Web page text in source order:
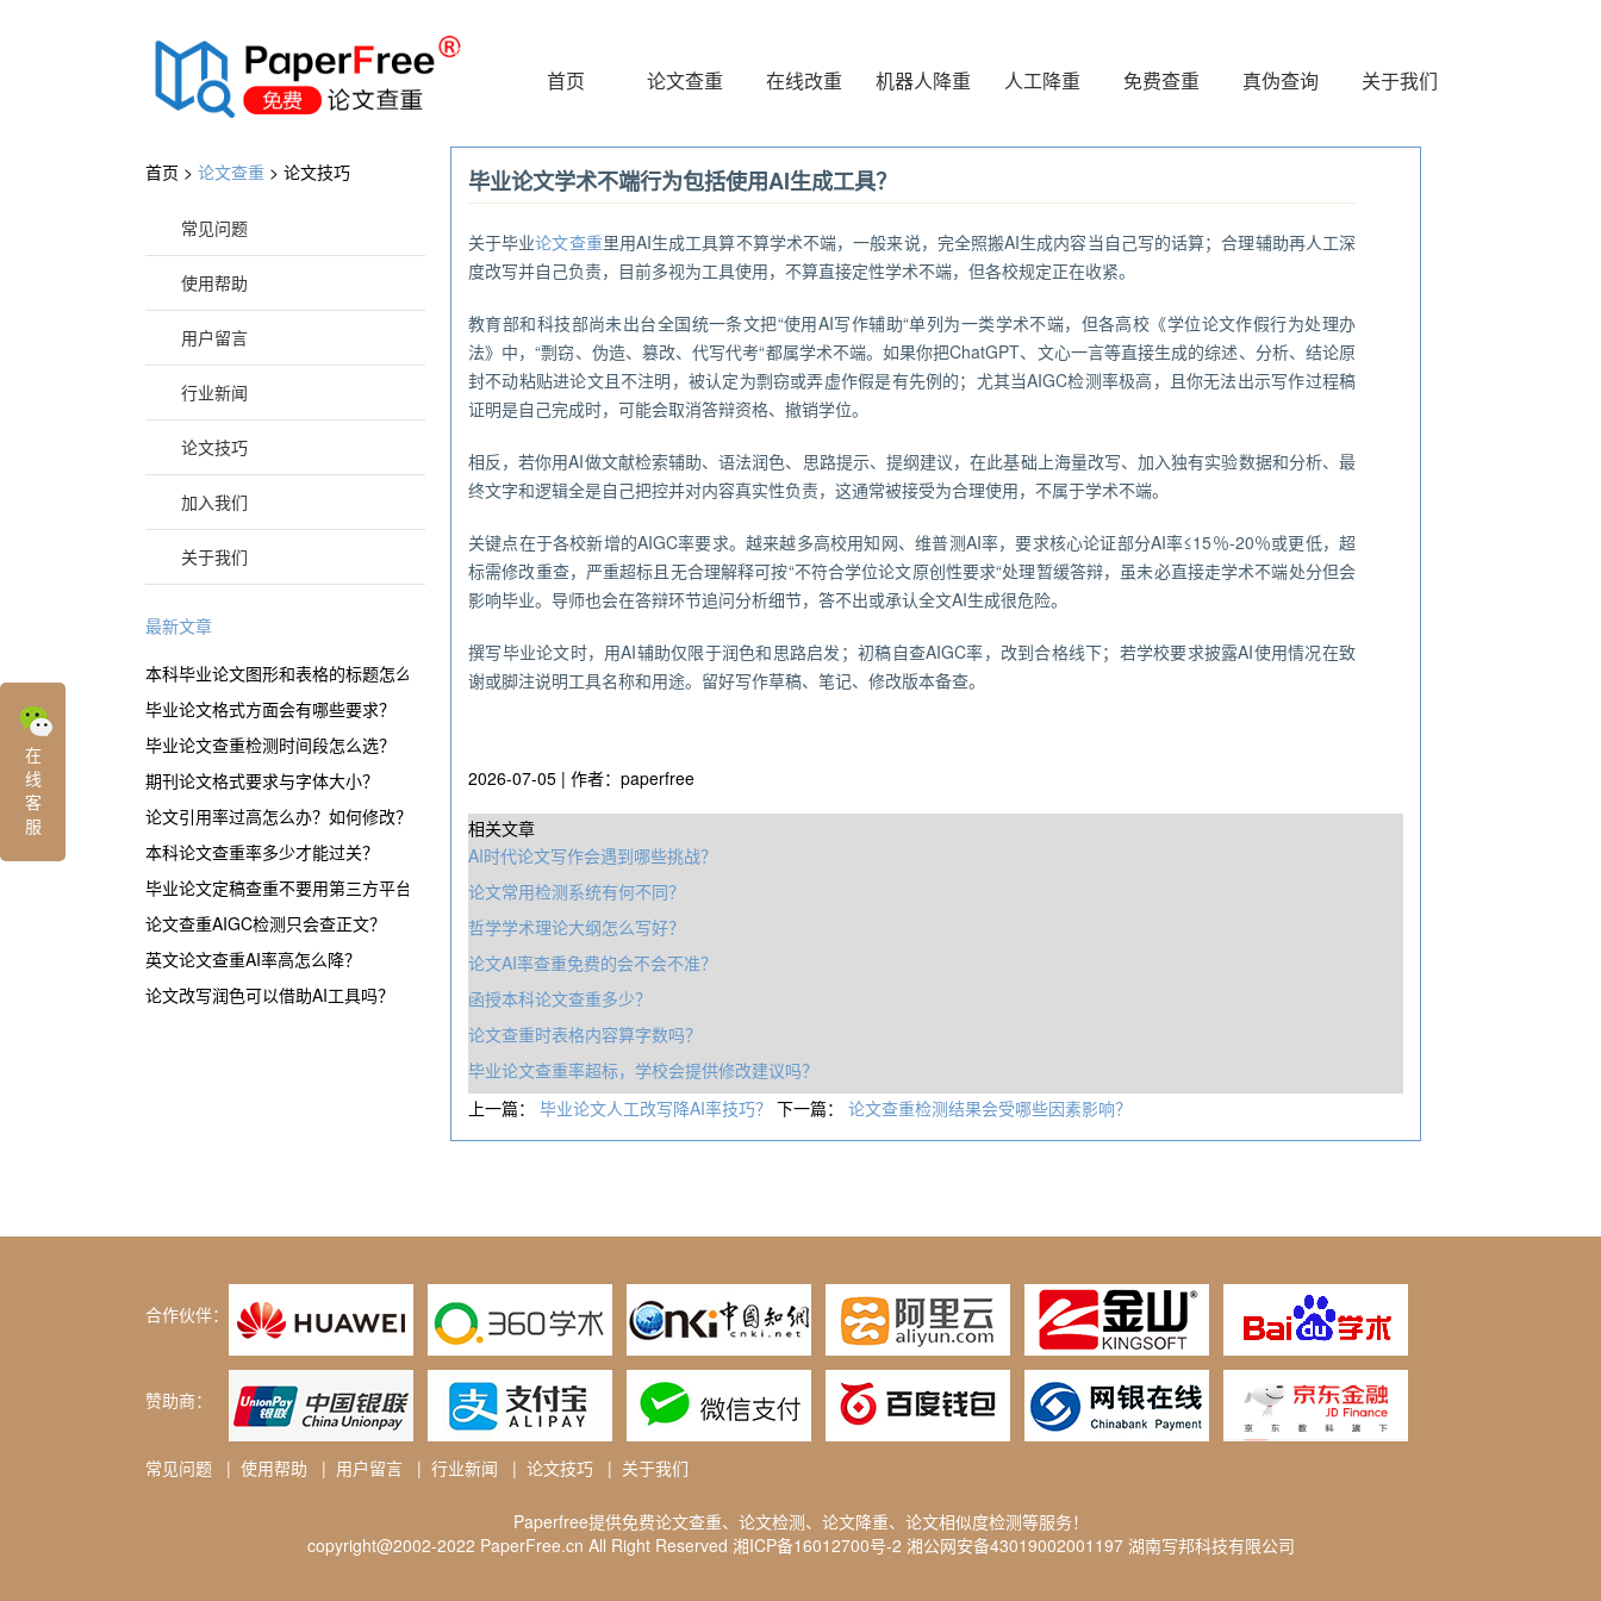
®
首页 论文查重 在线改重 机器人降重 人工降重 免费查重 真伪查询 关于我们
首页 > 论文查重 > 论文技巧
常见问题
使用帮助
用户留言
行业新闻
论文技巧
加入我们
关于我们
最新文章
本科毕业论文图形和表格的标题怎么表示？
毕业论文格式方面会有哪些要求？
毕业论文查重检测时间段怎么选？
期刊论文格式要求与字体大小？
论文引用率过高怎么办？如何修改？
本科论文查重率多少才能过关？
毕业论文定稿查重不要用第三方平台？
论文查重AIGC检测只会查正文？
英文论文查重AI率高怎么降？
论文改写润色可以借助AI工具吗？
毕业论文学术不端行为包括使用AI生成工具？
关于毕业论文查重里用AI生成工具算不算学术不端，一般来说，完全照搬AI生成内容当自己写的话算；合理辅助再人工深
度改写并自己负责，目前多视为工具使用，不算直接定性学术不端，但各校规定正在收紧。
教育部和科技部尚未出台全国统一条文把“使用AI写作辅助“单列为一类学术不端，但各高校《学位论文作假行为处理办
法》中，“剽窃、伪造、篡改、代写代考“都属学术不端。如果你把ChatGPT、文心一言等直接生成的综述、分析、结论原
封不动粘贴进论文且不注明，被认定为剽窃或弄虚作假是有先例的；尤其当AIGC检测率极高，且你无法出示写作过程稿
证明是自己完成时，可能会取消答辩资格、撤销学位。
相反，若你用AI做文献检索辅助、语法润色、思路提示、提纲建议，在此基础上海量改写、加入独有实验数据和分析、最
终文字和逻辑全是自己把控并对内容真实性负责，这通常被接受为合理使用，不属于学术不端。
关键点在于各校新增的AIGC率要求。越来越多高校用知网、维普测AI率，要求核心论证部分AI率≤15％-20％或更低，超
标需修改重查，严重超标且无合理解释可按“不符合学位论文原创性要求“处理暂缓答辩，虽未必直接走学术不端处分但会
影响毕业。导师也会在答辩环节追问分析细节，答不出或承认全文AI生成很危险。
撰写毕业论文时，用AI辅助仅限于润色和思路启发；初稿自查AIGC率，改到合格线下；若学校要求披露AI使用情况在致
谢或脚注说明工具名称和用途。留好写作草稿、笔记、修改版本备查。
2026-07-05 | 作者：paperfree
相关文章
AI时代论文写作会遇到哪些挑战？
论文常用检测系统有何不同？
哲学学术理论大纲怎么写好？
论文AI率查重免费的会不会不准？
函授本科论文查重多少？
论文查重时表格内容算字数吗？
毕业论文查重率超标，学校会提供修改建议吗？
上一篇： 毕业论文人工改写降AI率技巧？ 下一篇： 论文查重检测结果会受哪些因素影响？
合作伙伴：
赞助商：
常见问题 | 使用帮助 | 用户留言 | 行业新闻 | 论文技巧 | 关于我们
Paperfree提供免费论文查重、论文检测、论文降重、论文相似度检测等服务！
copyright@2002-2022 PaperFree.cn All Right Reserved 湘ICP备16012700号-2 湘公网安备43019002001197 湖南写邦科技有限公司
在
线
客
服